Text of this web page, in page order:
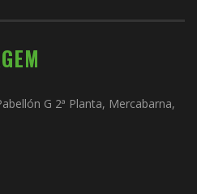
G 2ª Planta, Mercabarna,